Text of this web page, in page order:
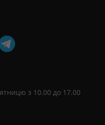
з 10.00 до 17.00